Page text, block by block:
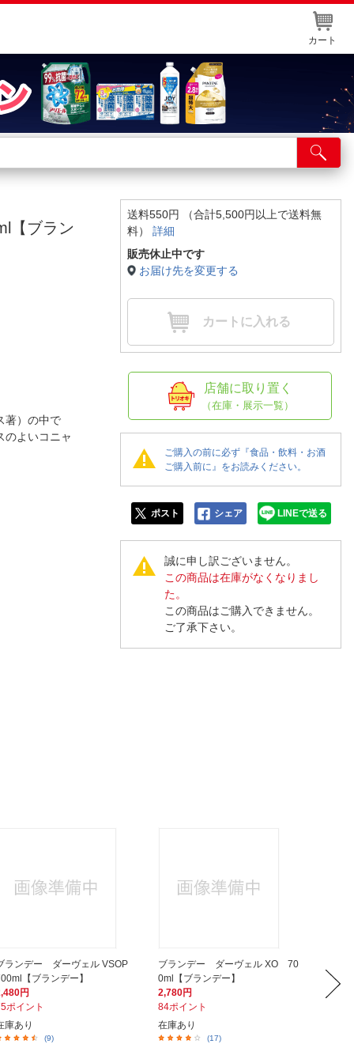
カート
舗サービス
ト取り置き
情報・店舗一覧
【ブラン
著）の中で
のよいコニャ
送料550円 （合計5,500円以上で送料無
料） 詳細
販売休止中です
お届け先を変更する
カートに入れる
店舗に取り置く
（在庫・展示一覧）
ご購入の前に必ず『食品・飲料・お酒
ご購入前に』をお読みください。
ポスト シェア LINEで送る
誠に申し訳ございません。
この商品は在庫がなくなりまし
た。
この商品はご購入できません。
ご了承下さい。
ランデー ダーヴェル VSOP
【ブランデー】
円
ポイント
庫あり
(9)
ブランデー ダーヴェル XO 70
0ml【ブランデー】
2,780円
84ポイント
在庫あり
(17)
ml【
4,680円